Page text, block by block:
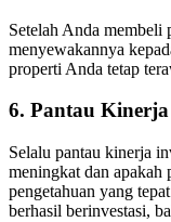
Setelah Anda
menyewakannya
properti Anda tetap
6. Pantau
Selalu pantau kinerja
meningkat dan apakah
pengetahuan yang
berhasil berinvestasi,